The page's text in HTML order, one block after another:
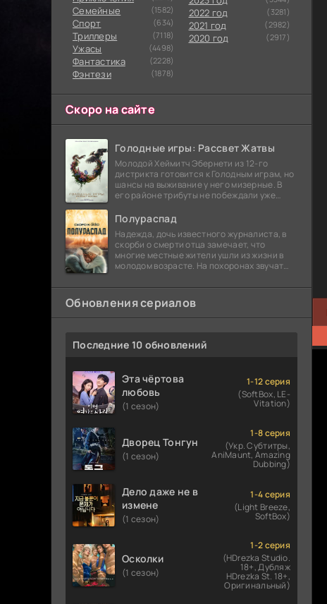
Семейные (1582)
Cпорт (634)
Триллеры (7118)
Ужасы (4498)
Фантастика (2228)
Фэнтези (1878)
2022 год (3281)
2021 год (2982)
2020 год (2917)
Скоро на сайте
Голодные игры: Рассвет Жатвы
Молодой Хеймитч Эбернети из 12-го
дистрикта готовится к Голодным играм, но
шансы на выживание у него мизерные. В
его районе трибуты не побеждали уже
безнадежности.
Полураспад
Надежда, дочь известного журналиста, в
скорби о смерти отца замечает, что
многие местные жители ушли из жизни в
молодом возрасте. На похоронах звучат
Обновления сериалов
Последние 10 обновлений
Эта чёртова
любовь
(1 сезон)
1-12 серия
(SoftBox, LE-
Vitation)
Дворец Тонгун
(1 сезон)
1-8 серия
(Укр. Субтитры,
AniMaunt, Amazing
Dubbing)
Дело даже не в
измене
(1 сезон)
1-4 серия
(Light Breeze,
SoftBox)
Осколки
(1 сезон)
1-2 серия
(HDrezka Studio.
18+, Дубляж
HDrezka St. 18+,
Оригинальный)